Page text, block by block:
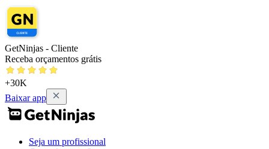
GetNinjas - Cliente
Receba orçamentos grátis
+30K
Baixar app
Seja um profissional